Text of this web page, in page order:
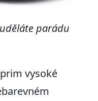
parádu
vysoké